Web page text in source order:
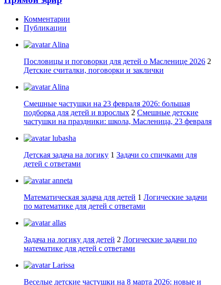
Комментарии
Публикации
Alina
Пословицы и поговорки для детей о Масленице 2026 2
Детские считалки, поговорки и заклички
Alina
Смешные частушки на 23 февраля 2026: большая
подборка для детей и взрослых 2 Смешные детские
частушки на праздники: школа, Масленица, 23 февраля
lubasha
Детская задача на логику 1 Задачи со спичками для
детей с ответами
anneta
Математическая задача для детей 1 Логические задачи
по математике для детей с ответами
allas
Задача на логику для детей 2 Логические задачи по
математике для детей с ответами
Larissa
Веселые детские частушки на 8 марта 2026: новые и